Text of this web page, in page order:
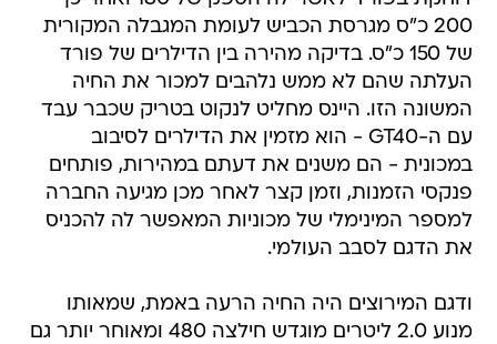
200 כ"ס מגרסת הכביש לעומת המגבלה המקורית
של 150 כ"ס. בדיקה מהירה בין הדילרים של פורד
העלתה שהם לא ממש נלהבים למכור את החיה
המשונה הזו. היינס מחליט לנקוט בטריק שכבר עבד
עם ה-GT40 - הוא מזמין את הדילרים לסיבוב
במכונית - הם משנים את דעתם במהירות, פותחים
פנקסי הזמנות, וזמן קצר לאחר מכן מגיעה החברה
למספר המינימלי של מכוניות המאפשר לה להכניס
את הדגם לסבב העולמי.
ודגם המירוצים היה החיה הרעה באמת, שמאותו
מנוע 2.0 ליטרים מוגדש חילצה 480 ומאוחר יותר גם